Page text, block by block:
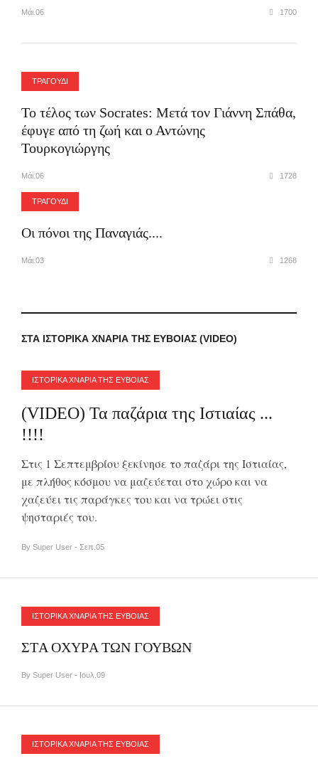
Μάι.06 1700
ΤΡΑΓΟΥΔΙ
Το τέλος των Socrates: Μετά τον Γιάννη Σπάθα,
έφυγε από τη ζωή και ο Αντώνης
Τουρκογιώργης
Μάι.06 1728
ΤΡΑΓΟΥΔΙ
Οι πόνοι της Παναγιάς....
Μάι.03 1268
ΣΤΑ ΙΣΤΟΡΙΚΑ ΧΝΑΡΙΑ ΤΗΣ ΕΥΒΟΙΑΣ (VIDEO)
ΙΣΤΟΡΙΚΑ ΧΝΑΡΙΑ ΤΗΣ ΕΥΒΟΙΑΣ
(VIDEO) Τα παζάρια της Ιστιαίας ...
!!!!
Στις 1 Σεπτεμβρίου ξεκίνησε το παζάρι της Ιστιαίας,
με πλήθος κόσμου να μαζεύεται στο χώρο και να
χαζεύει τις παράγκες του και να τρώει στις
ψησταριές του.
By Super User - Σεπ.05
ΙΣΤΟΡΙΚΑ ΧΝΑΡΙΑ ΤΗΣ ΕΥΒΟΙΑΣ
ΣΤA ΟΧΥΡA ΤΩΝ ΓΟΥΒΩΝ
By Super User - Ιουλ.09
ΙΣΤΟΡΙΚΑ ΧΝΑΡΙΑ ΤΗΣ ΕΥΒΟΙΑΣ